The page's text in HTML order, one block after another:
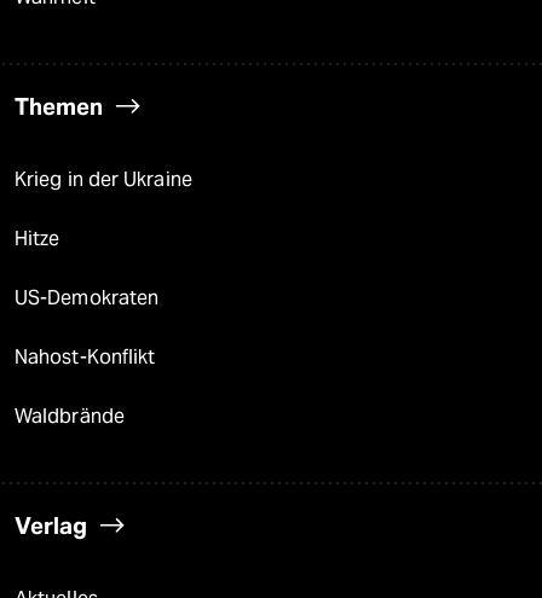
Themen
Krieg in der Ukraine
Hitze
US-Demokraten
Nahost-Konflikt
Waldbrände
Verlag